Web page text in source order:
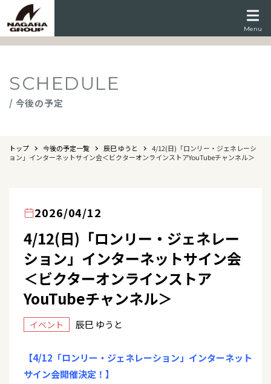
Menu
SCHEDULE
/ 今後の予定
トップ 今後の予定一覧 辰巳 ゆうと
4/12(日)「ロンリー・ジェネレーシ
ョン」インターネットサイン会＜ビクターオンラインストアYouTubeチャンネル＞
2026/04/12
4/12(日)「ロンリー・ジェネレー
ション」インターネットサイン会
＜ビクターオンラインストア
YouTubeチャンネル＞
イベント 辰巳 ゆうと
【4/12「ロンリー・ジェネレーション」インターネット
サイン会開催決定！】